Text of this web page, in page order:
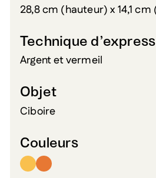
28,8 cm (hauteur) x 14,1
Technique
Argent et vermeil
Objet
Ciboire
Couleurs